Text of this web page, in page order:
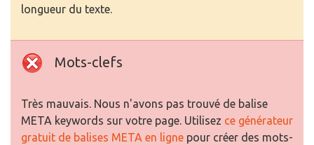
longueur du texte.
Mots-clefs
Très mauvais. Nous n'avons pas trouvé de balise
META keywords sur votre page. Utilisez ce générateur
gratuit de balises META en ligne pour créer des mots-